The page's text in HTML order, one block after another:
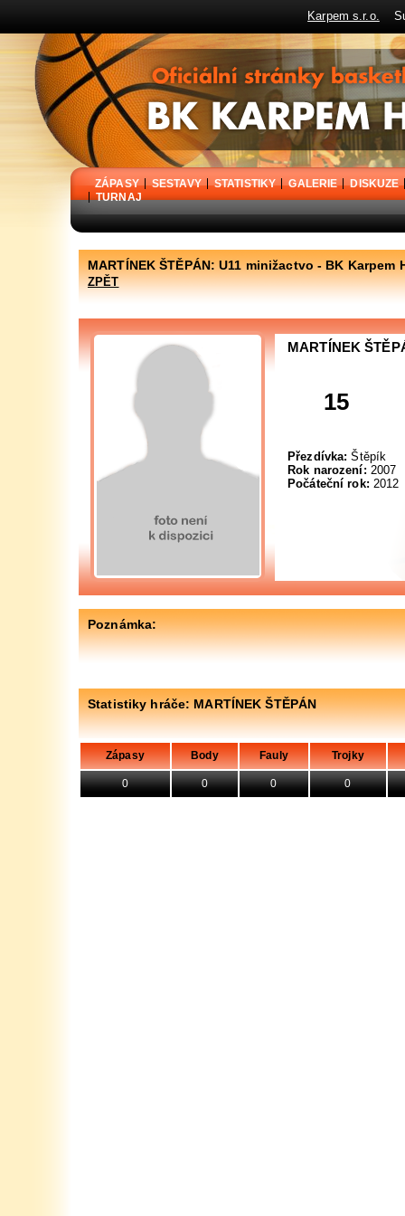
Karpem s.r.o.
BK Karpem Holýšov - oficiální stránky basketbalového klubu
ZÁPASY SESTAVY STATISTIKY GALERIE
DISKUZE
TURNAJ
MARTÍNEK ŠTĚPÁN: U11 minižactvo - BK Karpem
ZPĚT
MARTÍNEK
15
Přezdívka: Štěpík
Rok narození: 2007
Počáteční rok: 2012
Poznámka:
Statistiky hráče: MARTÍNEK ŠTĚPÁN
Zápasy Body Fauly Trojky
0 0 0 0